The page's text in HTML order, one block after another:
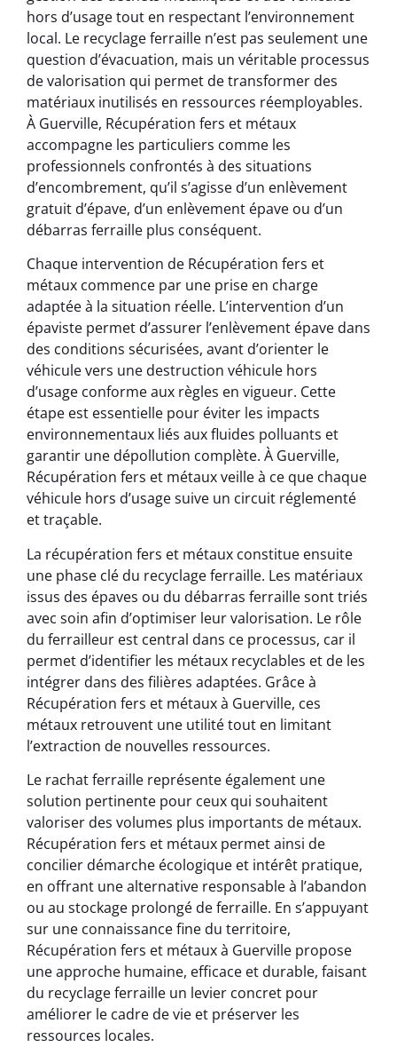
hors d’usage tout en respectant l’environnement
local. Le recyclage ferraille n’est pas seulement une
question d’évacuation, mais un véritable processus
de valorisation qui permet de transformer des
matériaux inutilisés en ressources réemployables.
À Guerville, Récupération fers et métaux
accompagne les particuliers comme les
professionnels confrontés à des situations
d’encombrement, qu’il s’agisse d’un enlèvement
gratuit d’épave, d’un enlèvement épave ou d’un
débarras ferraille plus conséquent.
Chaque intervention de Récupération fers et
métaux commence par une prise en charge
adaptée à la situation réelle. L’intervention d’un
épaviste permet d’assurer l’enlèvement épave dans
des conditions sécurisées, avant d’orienter le
véhicule vers une destruction véhicule hors
d’usage conforme aux règles en vigueur. Cette
étape est essentielle pour éviter les impacts
environnementaux liés aux fluides polluants et
garantir une dépollution complète. À Guerville,
Récupération fers et métaux veille à ce que chaque
véhicule hors d’usage suive un circuit réglementé
et traçable.
La récupération fers et métaux constitue ensuite
une phase clé du recyclage ferraille. Les matériaux
issus des épaves ou du débarras ferraille sont triés
avec soin afin d’optimiser leur valorisation. Le rôle
du ferrailleur est central dans ce processus, car il
permet d’identifier les métaux recyclables et de les
intégrer dans des filières adaptées. Grâce à
Récupération fers et métaux à Guerville, ces
métaux retrouvent une utilité tout en limitant
l’extraction de nouvelles ressources.
Le rachat ferraille représente également une
solution pertinente pour ceux qui souhaitent
valoriser des volumes plus importants de métaux.
Récupération fers et métaux permet ainsi de
concilier démarche écologique et intérêt pratique,
en offrant une alternative responsable à l’abandon
ou au stockage prolongé de ferraille. En s’appuyant
sur une connaissance fine du territoire,
Récupération fers et métaux à Guerville propose
une approche humaine, efficace et durable, faisant
du recyclage ferraille un levier concret pour
améliorer le cadre de vie et préserver les
ressources locales.